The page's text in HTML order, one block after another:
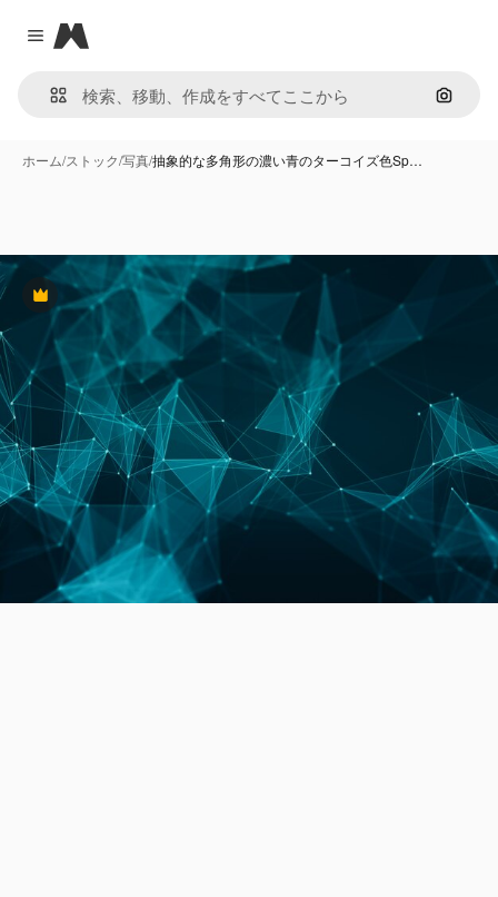
Close menu
Magnific
画像で
ホーム/ストック/写真/抽象的な多角形の濃い青のターコイズ色Sp…
Premium